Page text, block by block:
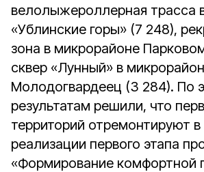
велолыжероллерная трасса
«Ублинские горы» (7 248),
зона в микрорайоне
сквер «Лунный» в
Молодогвардеец (3 284). По
результатам решили, что
территорий отремонтируют
реализации первого этапа
«Формирование комфортной